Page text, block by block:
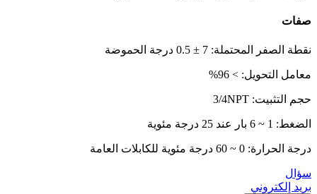
صفات
نقطة الصفر المحتملة: 7 ± 0.5 درجة الحموضة
معامل التحويل: > 96%
حجم التثبيت: 3/4NPT
الضغط: 1 ~ 6 بار عند 25 درجة مئوية
درجة الحرارة: 0 ~ 60 درجة مئوية للكابلات العامة
سؤال
بريد إلكتروني